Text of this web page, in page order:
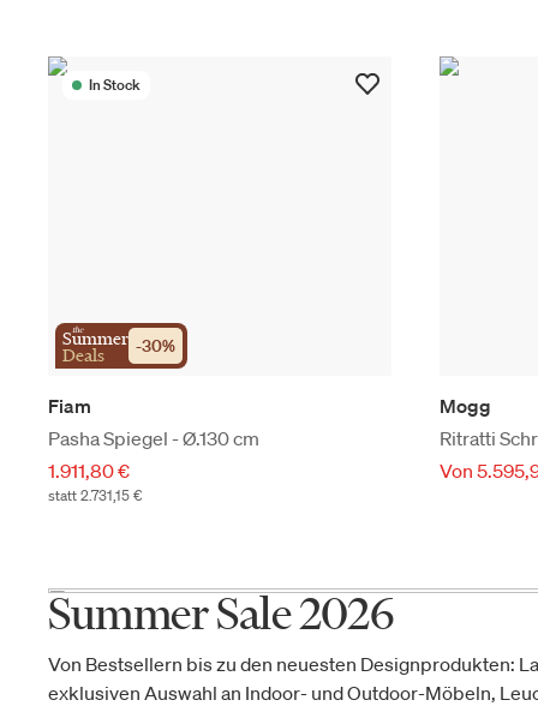
In Stock
the
Summer
Deals -30%
Fiam
Pasha Spiegel - Ø.130 cm
1.911,80 €
statt 2.731,15 €
Mogg
Ritratti
Von
Summer Sale 2026
Von Bestsellern bis zu den neuesten Designprodukten:
exklusiven Auswahl an Indoor- und Outdoor-Möbeln,